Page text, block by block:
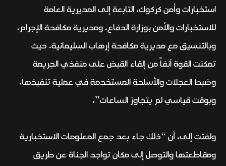
استخبارات وأمن كركوك، التابعة إلى المديرية العامة
للاستخبارات والأمن بوزارة الدفاع، ومديرية مكافحة الإجرام،
وبالتنسيق مع مديرية مكافحة إرهاب السليمانية، حيث
تمكنت القوة آنفاً من إلقاء القبض على منفذي الجريمة
وضبط العجلات والأسلحة المستخدمة في عملية تنفيذها،
وبوقت قياسي لم يتجاوز الساعات”.
ولفتت إلى، أن “ذلك جاء بعد جمع المعلومات الاستخبارية
ومقاطعتها والتوصل إلى مكان تواجد الجناة عن طريق